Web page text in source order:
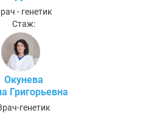
- генетик
Стаж:
Окунева
Григорьевна
генетик